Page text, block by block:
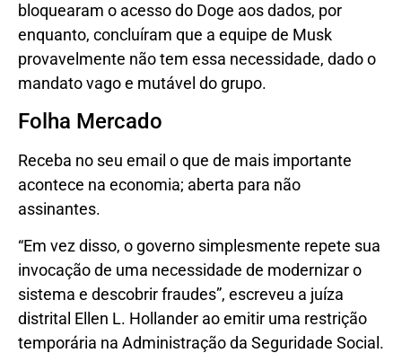
bloquearam o acesso do Doge aos dados, por
enquanto, concluíram que a equipe de Musk
provavelmente não tem essa necessidade, dado o
mandato vago e mutável do grupo.
Folha Mercado
Receba no seu email o que de mais importante
acontece na economia; aberta para não
assinantes.
“Em vez disso, o governo simplesmente repete sua
invocação de uma necessidade de modernizar o
sistema e descobrir fraudes”, escreveu a juíza
distrital Ellen L. Hollander ao emitir uma restrição
temporária na Administração da Seguridade Social.